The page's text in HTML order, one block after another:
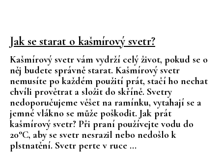
Jak se starat o kašmírový svetr?
Kašmírový svetr vám vydrží celý život, pokud se o
něj budete správně starat. Kašmírový svetr
nemusíte po každém použití prát, stačí ho nechat
chvíli provětrat a složit do skříně. Svetry
nedoporučujeme věšet na ramínku, vytahají se a
jemné vlákno se může poškodit. Jak prát
kašmírový svetr? Při praní používejte vodu do
20°C, aby se svetr nesrazil nebo nedošlo k
plstnatění. Svetr perte v ruce ...